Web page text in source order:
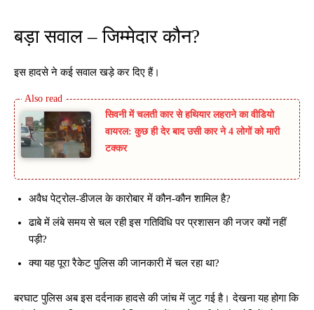
बड़ा सवाल – जिम्मेदार कौन?
इस हादसे ने कई सवाल खड़े कर दिए हैं।
सिवनी में चलती कार से हथियार लहराने का वीडियो
वायरल: कुछ ही देर बाद उसी कार ने 4 लोगों को मारी
टक्कर
अवैध पेट्रोल-डीजल के कारोबार में कौन-कौन शामिल है?
ढाबे में लंबे समय से चल रही इस गतिविधि पर प्रशासन की नजर क्यों नहीं
पड़ी?
क्या यह पूरा रैकेट पुलिस की जानकारी में चल रहा था?
बरघाट पुलिस अब इस दर्दनाक हादसे की जांच में जुट गई है। देखना यह होगा कि